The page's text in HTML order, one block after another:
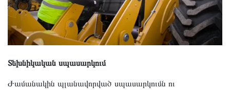
Տեխնիկական սպասարկում
Ժամանակին պլանավորված սպասարկումն ու